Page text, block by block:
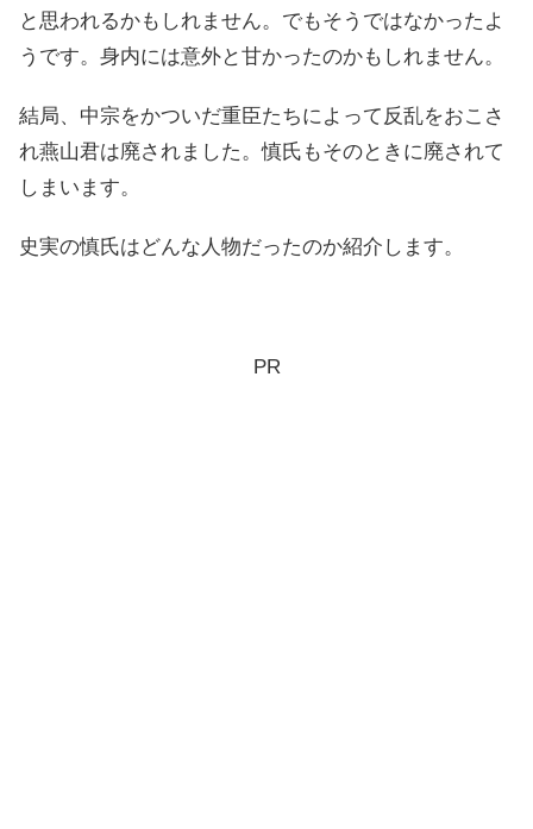
と思われるかもしれません。でもそうではなかったよ
うです。身内には意外と甘かったのかもしれません。
結局、中宗をかついだ重臣たちによって反乱をおこさ
れ燕山君は廃されました。慎氏もそのときに廃されて
しまいます。
史実の慎氏はどんな人物だったのか紹介します。
PR